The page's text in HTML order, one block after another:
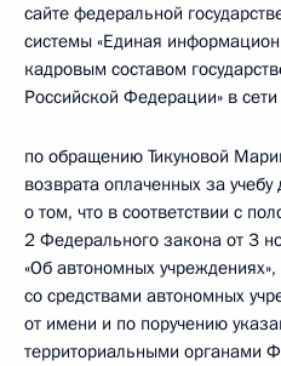
сайте федеральной
системы «Единая
кадровым составом
Российской Федерации» в сети
по обращению Тикуновой
возврата оплаченных за
о том, что в соответствии с
2 Федерального закона от 3
«Об автономных
со средствами автономных
от имени и по поручению
территориальными органами